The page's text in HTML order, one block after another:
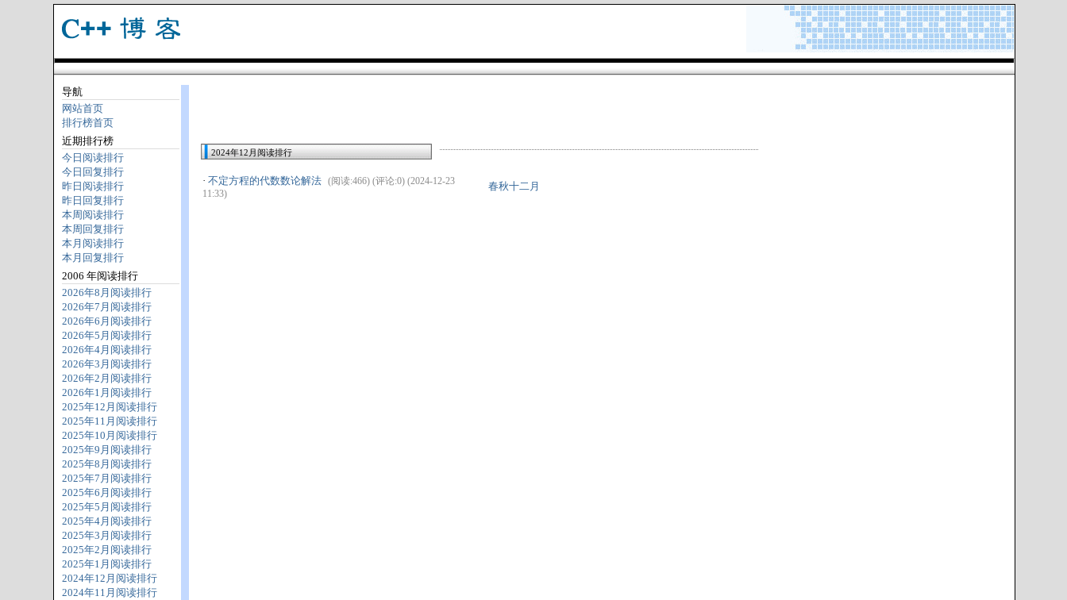
导航
网站首页
排行榜首页
近期排行榜
今日阅读排行
今日回复排行
昨日阅读排行
昨日回复排行
本周阅读排行
本周回复排行
本月阅读排行
本月回复排行
2006 年阅读排行
2026年8月阅读排行
2026年7月阅读排行
2026年6月阅读排行
2026年5月阅读排行
2026年4月阅读排行
2026年3月阅读排行
2026年2月阅读排行
2026年1月阅读排行
2025年12月阅读排行
2025年11月阅读排行
2025年10月阅读排行
2025年9月阅读排行
2025年8月阅读排行
2025年7月阅读排行
2025年6月阅读排行
2025年5月阅读排行
2025年4月阅读排行
2025年3月阅读排行
2025年2月阅读排行
2025年1月阅读排行
2024年12月阅读排行
2024年11月阅读排行
2024年12月阅读排行
·不定方程的代数数论解法 (阅读:466) (评论:0) (2024-12-23
11:33)
春秋十二月